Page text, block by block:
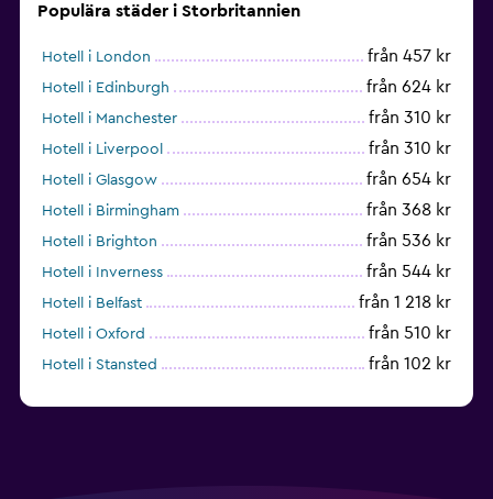
Populära städer i Storbritannien
Hotell i London från 457 kr
Hotell i Edinburgh från 624 kr
Hotell i Manchester från 310 kr
Hotell i Liverpool från 310 kr
Hotell i Glasgow från 654 kr
Hotell i Birmingham från 368 kr
Hotell i Brighton från 536 kr
Hotell i Inverness från 544 kr
Hotell i Belfast från 1 218 kr
Hotell i Oxford från 510 kr
Hotell i Stansted från 102 kr